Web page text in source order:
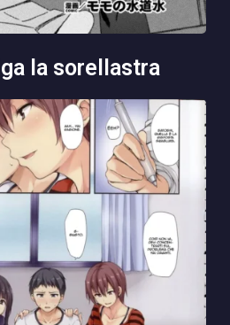
la sorellastra